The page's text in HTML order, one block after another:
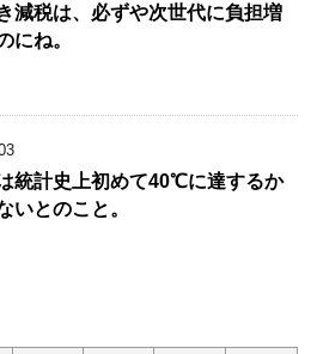
減税は、必ずや次世代に負担増
にね。
統計史上初めて40℃に達するか
いとのこと。